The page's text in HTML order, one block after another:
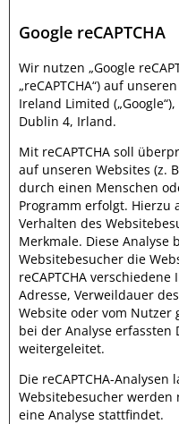
Google reCAPTCHA
Wir nutzen „Google
„reCAPTCHA“) auf
Ireland Limited
Dublin 4, Irland.
Mit reCAPTCHA soll
auf unseren Websites (z.
durch einen Menschen
Programm erfolgt. Hierzu
Verhalten des
Merkmale. Diese
Websitebesucher die
reCAPTCHA
Adresse, Verweildauer
Website oder vom Nutzer
bei der Analyse erfassten
weitergeleitet.
Die reCAPTCHA-
Websitebesucher
eine Analyse stattfindet.